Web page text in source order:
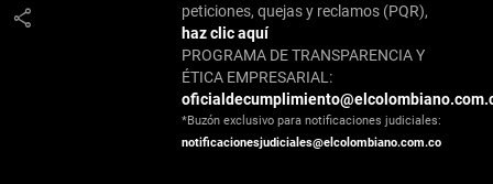
share
peticiones, quejas y reclamos (PQR),
haz clic aquí
PROGRAMA DE TRANSPARENCIA Y
ÉTICA EMPRESARIAL:
*Buzón exclusivo para notificaciones judiciales:
notificacionesjudiciales@elcolombiano.com.co